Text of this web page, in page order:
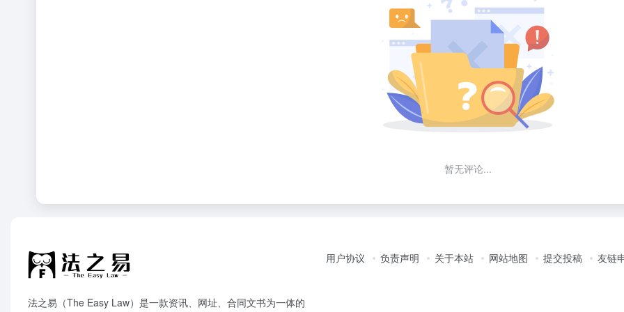
暂无评论...
法之易（The Easy Law）是一款资讯、网址、合同文书为一体的
用户协议 负责声明 关于本站 网站地图 提交投稿 友链